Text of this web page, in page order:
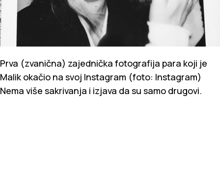
Prva (zvanična) zajednička fotografija para koji je
Malik okačio na svoj Instagram (foto: Instagram)
Nema više sakrivanja i izjava da su samo drugovi.